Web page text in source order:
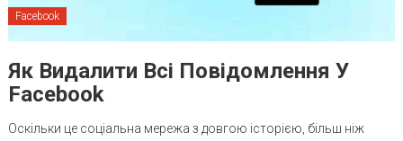
Facebook
Як Видалити Всі Повідомлення У
Facebook
Оскільки це соціальна мережа з довгою історією, більш ніж